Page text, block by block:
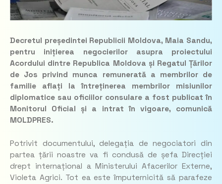
Decretul președintei Republicii Moldova, Maia Sandu,
pentru inițierea negocierilor asupra proiectului
Acordului dintre Republica Moldova și Regatul Țărilor
de Jos privind munca remunerată a membrilor de
familie aflați la întreținerea membrilor misiunilor
diplomatice sau oficiilor consulare a fost publicat în
Monitorul Oficial și a intrat în vigoare, comunică
MOLDPRES.
Potrivit documentului, delegația de negociatori din
partea țării noastre va fi condusă de șefa Direcției
drept internațional a Ministerului Afacerilor Externe,
Violeta Agrici. Tot ea este împuternicită să parafeze